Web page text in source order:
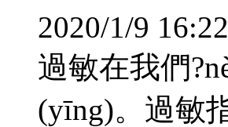
2020/1/9 16:22
過敏在我們
(yīng)。過敏